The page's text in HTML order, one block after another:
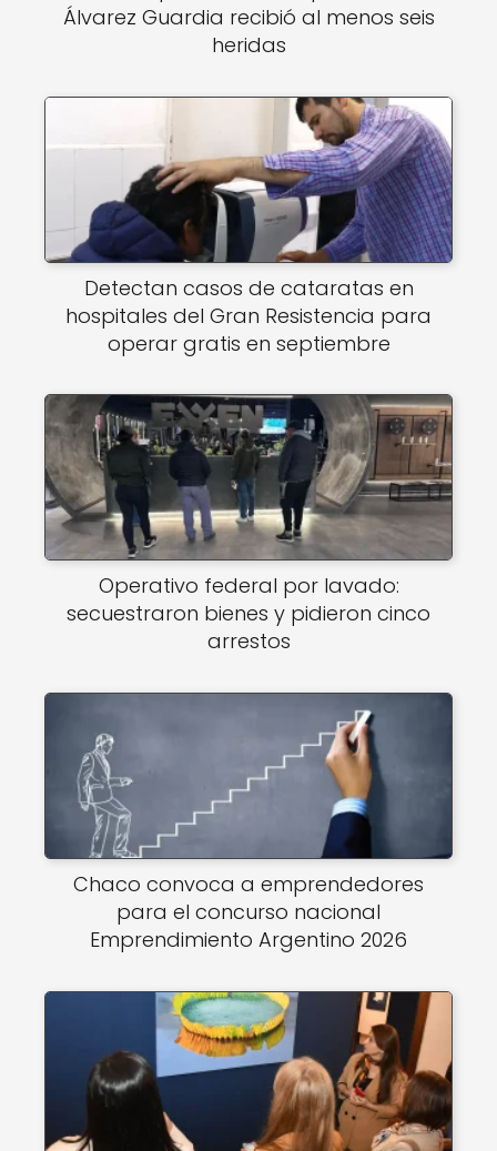
Álvarez Guardia recibió al menos seis
heridas
Detectan casos de cataratas en
hospitales del Gran Resistencia para
operar gratis en septiembre
Operativo federal por lavado:
secuestraron bienes y pidieron cinco
arrestos
Chaco convoca a emprendedores
para el concurso nacional
Emprendimiento Argentino 2026